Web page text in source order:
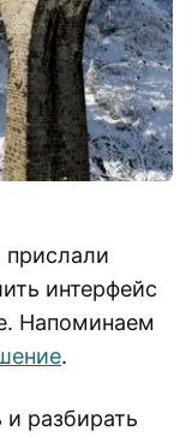
прислали
интерфейс
Напоминаем
.
разбирать